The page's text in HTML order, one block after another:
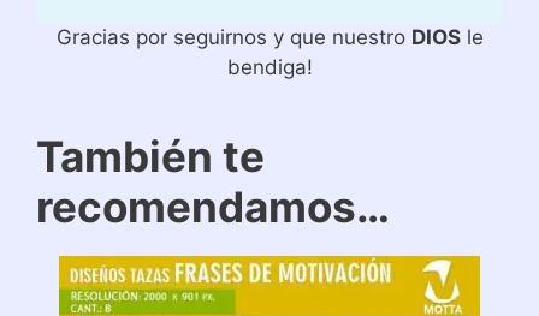
Gracias por seguirnos y que nuestro DIOSle
bendiga!
También te
recomendamos…